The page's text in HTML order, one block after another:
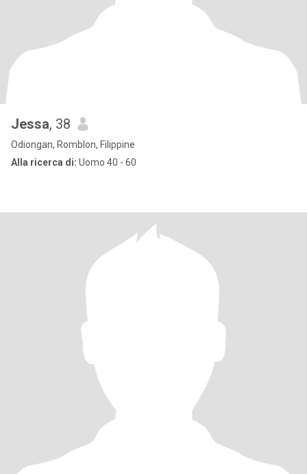
Jessa, 38
Odiongan, Romblon, Filippine
Alla ricerca di: Uomo 40 - 60